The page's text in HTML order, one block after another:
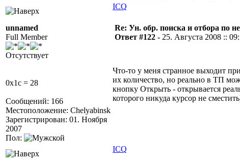
ICQ
unnamed
Full Member
Отсутствует
0x1c = 28
Сообщений: 166
Местоположение: Chelyabinsk
Зарегистрирован: 01. Ноября
2007
Пол:
Re: Ун. обр. поиска и отбора по
Ответ #122 - 25. Августа 2008 ::
Что-то у меня странное выходит
их количество, но реально в ТП
кнопку Открыть - открывается
которого никуда курсор не
ICQ